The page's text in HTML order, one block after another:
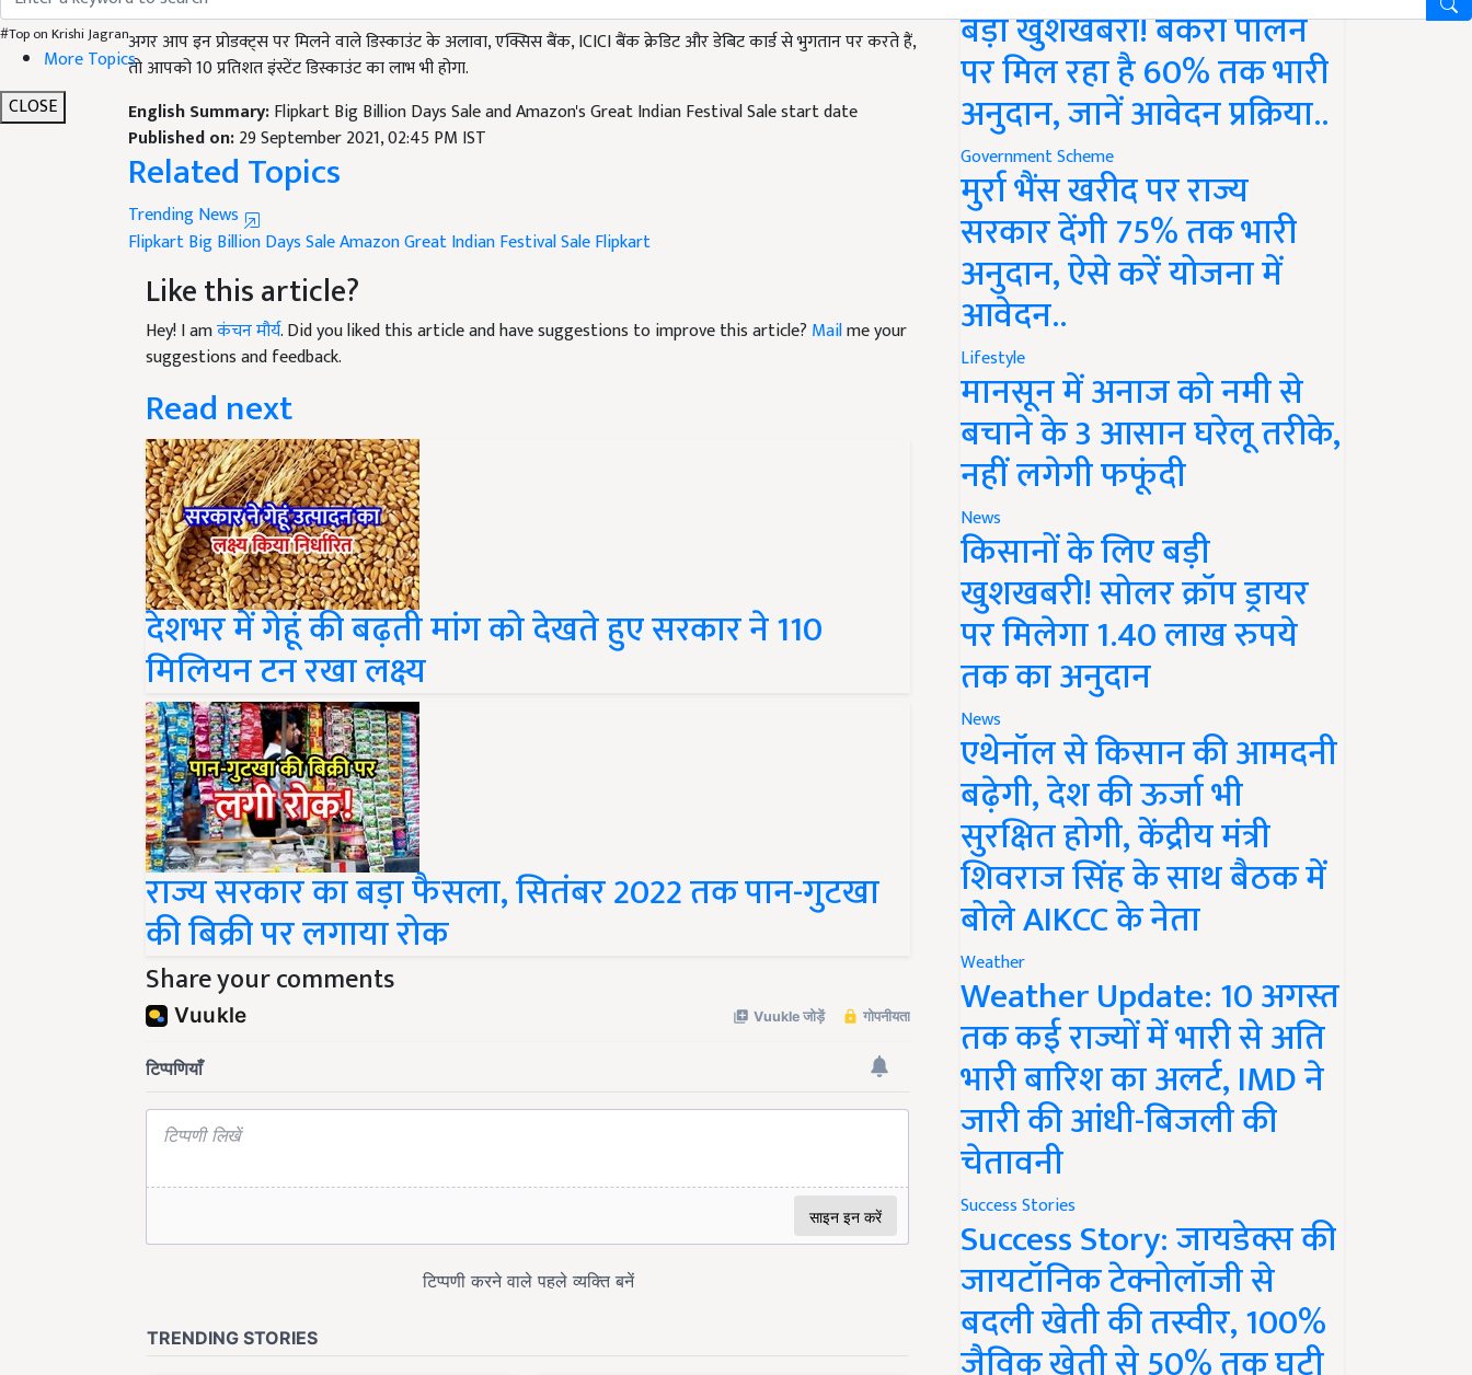
#Top on Krishi Jagran
More Topics
CLOSE
अगर आप इन प्रोडक्ट्स पर मिलने वाले डिस्काउंट के अलावा, एक्सिस बैंक, ICICI बैंक क्रेडिट और डेबिट कार्ड से भुगतान पर करते हैं,
तो आपको 10 प्रतिशत इंस्टेंट डिस्काउंट का लाभ भी होगा.
Published on:29 September 2021, 02:45 PM IST
Related Topics
Trending News
Flipkart Big Billion Days Sale
Like this article?
Hey! I amकंचन मौर्य. Did you liked this article and have suggestions to improve this article?
suggestions and feedback.
Read next
देशभर में गेहूं की बढ़ती मांग को देखते हुए सरकार ने 110
मिलियन टन रखा लक्ष्य
राज्य सरकार का बड़ा फैसला, सितंबर 2022 तक पान-गुटखा
की बिक्री पर लगाया रोक
Share your comments
बड़ी खुशखबरी! बकरी पालन
पर मिल रहा है 60% तक भारी
अनुदान, जानें आवेदन प्रक्रिया..
Government Scheme
मुर्रा भैंस खरीद पर राज्य
सरकार देंगी 75% तक भारी
अनुदान, ऐसे करें योजना में
आवेदन..
Lifestyle
मानसून में अनाज को नमी से
बचाने के 3 आसान घरेलू तरीके,
नहीं लगेगी फफूंदी
News
किसानों के लिए बड़ी
खुशखबरी! सोलर क्रॉप ड्रायर
पर मिलेगा 1.40 लाख रुपये
तक का अनुदान
News
एथेनॉल से किसान की आमदनी
बढ़ेगी, देश की ऊर्जा भी
सुरक्षित होगी, केंद्रीय मंत्री
शिवराज सिंह के साथ बैठक में
बोले AIKCC के नेता
Weather
Weather Update: 10 अगस्त
तक कई राज्यों में भारी से अति
भारी बारिश का अलर्ट, IMD ने
जारी की आंधी-बिजली की
चेतावनी
Success Stories
Success Story: जायडेक्स की
जायटॉनिक टेक्नोलॉजी से
बदली खेती की तस्वीर, 100%